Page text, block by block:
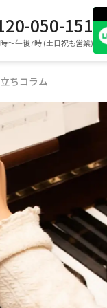
050-151
〜午後7時 (土日祝も営業)
ちコラム